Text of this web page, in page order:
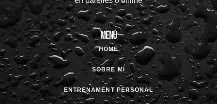
Menú
HOME
SOBRE MÍ
ENTRENAMENT PERSONAL